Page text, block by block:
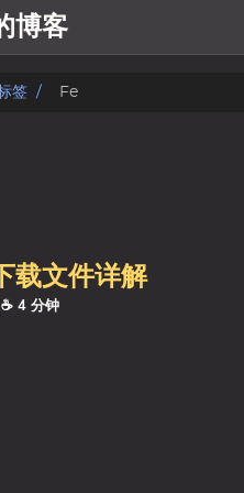
博客
签 Fe
载文件详解
☕ 4 分钟